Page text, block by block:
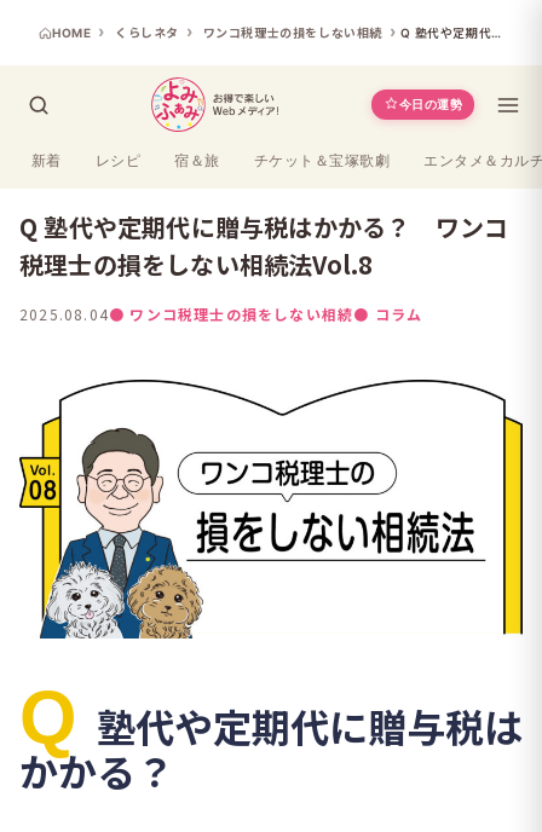
HOME くらしネタ ワンコ税理士の損をしない相続 Q 塾代や定期代に贈与税はかかる？ ワンコ税理士の損をしない相続法Vol.8
今日の運勢
新着 レシピ 宿＆旅 チケット＆宝塚歌劇 エンタメ＆カル
Q 塾代や定期代に贈与税はかかる？ ワンコ
税理士の損をしない相続法Vol.8
2025.08.04● ワンコ税理士の損をしない相続● コラム
Q 塾代や定期代に贈与税は
かかる？